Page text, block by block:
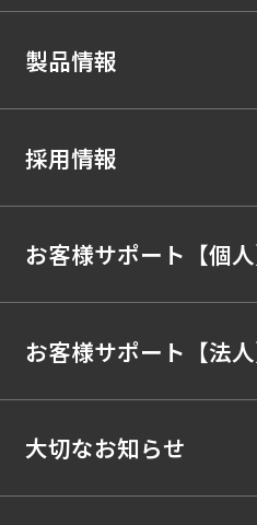
製品情報
採用情報
お客様サポート【個人
お客様サポート【法人
大切なお知らせ